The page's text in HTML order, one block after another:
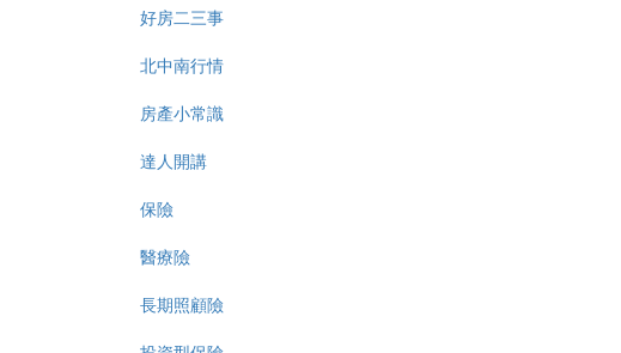
好房二三事
北中南行情
房產小常識
達人開講
保險
醫療險
長期照顧險